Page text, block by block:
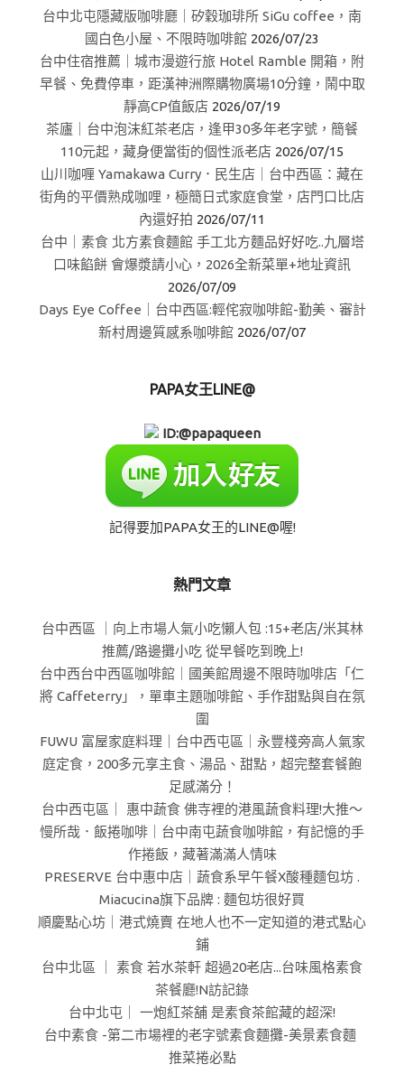
台中北屯隱藏版咖啡廳｜矽穀珈琲所 SiGu coffee，南
國白色小屋、不限時咖啡館 2026/07/23
台中住宿推薦｜城市漫遊行旅 Hotel Ramble 開箱，附
早餐、免費停車，距漢神洲際購物廣場10分鐘，鬧中取
靜高CP值飯店 2026/07/19
茶廬｜台中泡沫紅茶老店，逢甲30多年老字號，簡餐
110元起，藏身便當街的個性派老店 2026/07/15
山川咖喱 Yamakawa Curry．民生店｜台中西區：藏在
街角的平價熟成咖哩，極簡日式家庭食堂，店門口比店
內還好拍 2026/07/11
台中｜素食 北方素食麵館 手工北方麵品好好吃..九層塔
口味餡餅 會爆漿請小心，2026全新菜單+地址資訊
2026/07/09
Days Eye Coffee｜台中西區:輕侘寂咖啡館-勤美、審計
新村周邊質感系咖啡館 2026/07/07
PAPA女王LINE@
ID:@papaqueen
記得要加PAPA女王的LINE@喔!
熱門文章
台中西區 ｜向上市場人氣小吃懶人包 :15+老店/米其林
推薦/路邊攤小吃 從早餐吃到晚上!
台中西台中西區咖啡館｜國美館周邊不限時咖啡店「仁
將 Caffeterry」，單車主題咖啡館、手作甜點與自在氛
圍
FUWU 富屋家庭料理｜台中西屯區｜永豐棧旁高人氣家
庭定食，200多元享主食、湯品、甜點，超完整套餐飽
足感滿分！
台中西屯區｜ 惠中蔬食 佛寺裡的港風蔬食料理!大推～
慢所哉．飯捲咖啡｜台中南屯蔬食咖啡館，有記憶的手
作捲飯，藏著滿滿人情味
PRESERVE 台中惠中店｜蔬食系早午餐X酸種麵包坊 .
Miacucina旗下品牌 : 麵包坊很好買
順慶點心坊｜港式燒賣 在地人也不一定知道的港式點心
鋪
台中北區 ｜ 素食 若水茶軒 超過20老店...台味風格素食
茶餐廳!N訪記錄
台中北屯｜ 一炮紅茶舖 是素食茶館藏的超深!
台中素食 -第二市場裡的老字號素食麵攤-美景素食麵
推菜捲必點